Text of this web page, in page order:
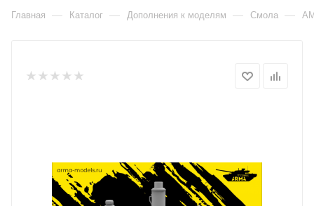
Главная — Каталог — Дополнения к моделям — Смола —